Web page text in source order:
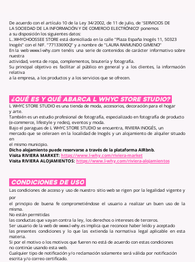
De acuerdo con el artículo 10 de la Ley 34/2002, de 11 de julio, de 'SERVICIOS DE
LA SOCIEDAD DE LA INFORMACIÓN Y DE COMERCIO ELECTRÓNICO' ponemos
a su disposición los siguientes datos:
L..WHYCHOOSSEE STORE está domiciliada en la calle "Plaza España Inogés 11, 50323
Inogés" con el NIF. "77133690Q" y a nombre de "LAURA RAIMUNDO GIMENO"
En la webwww.l-why.com tenéis una serie de contenidos de carácter informativo sobre
nuestra
actividad, venta de ropa, complementos, bisutería y fotografía.
Su principal objetivo es facilitar al público en general y a los clientes, la información
relativa
a la empresa, a los productos y a los servicios que se ofrecen.
¿Qué es y qué abarca l whyc store studio?
L WHYC STORE STUDIO es una tienda de moda, accesorios, decoración para el hogar
y arte.
También es un estudio profesional de fotografía, especializado en fotografía de producto
(e-commerce, lifestyle y redes), eventos y moda.
Bajo el paraguas de L WHYC STORE STUDIO se encuentra, RIVIERA INOGÉS, un
mercado que se celeraen en la localidad de Inogés y un alojamiento de alquiler situado
en
el mismo municipio.
Dicho alojamiento puede reservarse a través de la plataforma AIRbnb.
Visita RIVIERA MARKET: https://www.l-why.com/riviera-market
Visita RIVIERA ALOJAMIENTOS: https://www.l-why.com/riviera-alojamientos
CONDICIONES DE USO
Las condiciones de acceso y uso de nuestro sitio web se rigen por la legalidad vigente y
por
el principio de buena fe comprometiéndose el usuario a realizar un buen uso de la
misma.
No están permitidas
las conductas que vayan contra la ley, los derechos o intereses de terceros.
Ser usuario de la web de www.l-why.es implica que reconoce haber leído y aceptado
las presentes condiciones y lo que las extienda la normativa legal aplicable en esta
materia.
Si por el motivo o los motivos que fueren no está de acuerdo con estas condiciones
no continúe usando esta web.
Cualquier tipo de notificación y/o reclamación solamente será válida por notificación
escrita y/o correo certificado.